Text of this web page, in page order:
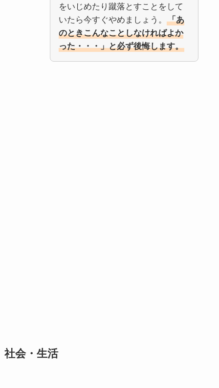
をいじめたり蹴落とすことをして
いたら今すぐやめましょう。
「あ
のときこんなことしなければよか
った・・・」と必ず後悔します。
社会・生活